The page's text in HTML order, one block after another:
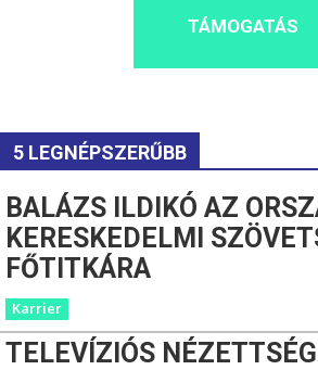
TÁMOGATÁS
5 LEGNÉPSZERŰBB
BALÁZS ILDIKÓ AZ
KERESKEDELMI
FŐTITKÁRA
Karrier
TELEVÍZIÓS